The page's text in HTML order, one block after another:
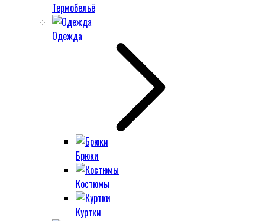
Термобельё
Одежда
Брюки
Костюмы
Куртки